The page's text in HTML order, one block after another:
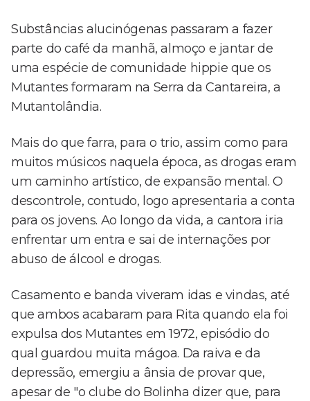
Substâncias alucinógenas passaram a fazer
parte do café da manhã, almoço e jantar de
uma espécie de comunidade hippie que os
Mutantes formaram na Serra da Cantareira, a
Mutantolândia.
Mais do que farra, para o trio, assim como para
muitos músicos naquela época, as drogas eram
um caminho artístico, de expansão mental. O
descontrole, contudo, logo apresentaria a conta
para os jovens. Ao longo da vida, a cantora iria
enfrentar um entra e sai de internações por
abuso de álcool e drogas.
Casamento e banda viveram idas e vindas, até
que ambos acabaram para Rita quando ela foi
expulsa dos Mutantes em 1972, episódio do
qual guardou muita mágoa. Da raiva e da
depressão, emergiu a ânsia de provar que,
apesar de "o clube do Bolinha dizer que, para